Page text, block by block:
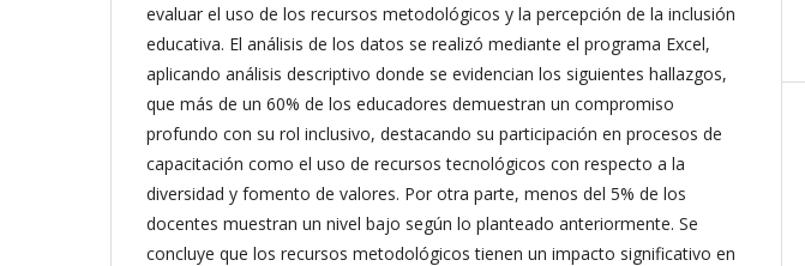
evaluar el uso de los recursos metodológicos y la percepción de la inclusión
educativa. El análisis de los datos se realizó mediante el programa Excel,
aplicando análisis descriptivo donde se evidencian los siguientes hallazgos,
que más de un 60% de los educadores demuestran un compromiso
profundo con su rol inclusivo, destacando su participación en procesos de
capacitación como el uso de recursos tecnológicos con respecto a la
diversidad y fomento de valores. Por otra parte, menos del 5% de los
docentes muestran un nivel bajo según lo planteado anteriormente. Se
concluye que los recursos metodológicos tienen un impacto significativo en